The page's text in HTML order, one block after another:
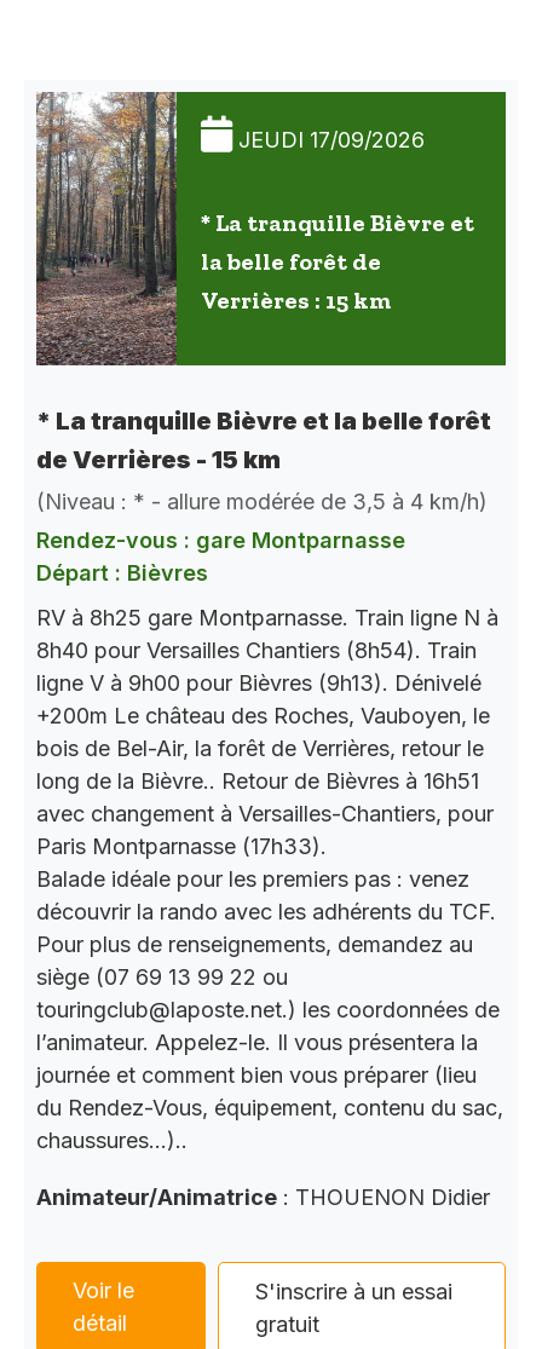
JEUDI 17/09/2026
* La tranquille Bièvre et
la belle forêt de
Verrières : 15 km
* La tranquille Bièvre et la belle forêt
de Verrières - 15 km
(Niveau : * - allure modérée de 3,5 à 4 km/h)
Rendez-vous : gare Montparnasse
Départ : Bièvres
RV à 8h25 gare Montparnasse. Train ligne N à
8h40 pour Versailles Chantiers (8h54). Train
ligne V à 9h00 pour Bièvres (9h13). Dénivelé
+200m Le château des Roches, Vauboyen, le
bois de Bel-Air, la forêt de Verrières, retour le
long de la Bièvre.. Retour de Bièvres à 16h51
avec changement à Versailles-Chantiers, pour
Paris Montparnasse (17h33).
Balade idéale pour les premiers pas : venez
découvrir la rando avec les adhérents du TCF.
Pour plus de renseignements, demandez au
siège (07 69 13 99 22 ou
touringclub@laposte.net.) les coordonnées de
l’animateur. Appelez-le. Il vous présentera la
journée et comment bien vous préparer (lieu
du Rendez-Vous, équipement, contenu du sac,
chaussures…)..
Animateur/Animatrice : THOUENON Didier
Voir le
détail
S'inscrire à un essai
gratuit